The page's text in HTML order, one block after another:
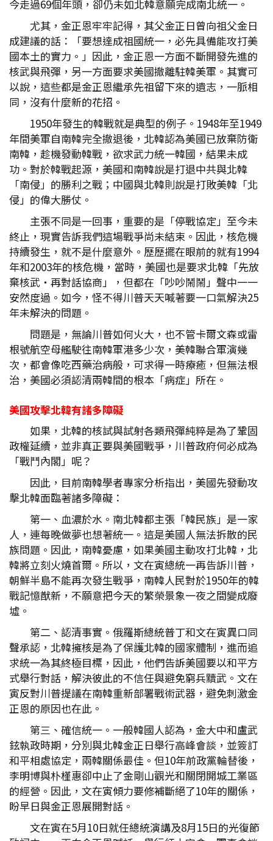
今走過69個年頭，卻仍未如北韓意願完成南北統一。
尤其，金正恩牢牢記得，其父金正日曾向祖父金日
成建議的話：「要想達成祖國統一，必先具備能攻打美
國本土的實力。」因此，金正恩一方面不斷開發先進的
核武與飛彈，另一方面要求美國撤離駐韓美軍。其實可
以說，這些都是金正恩繼承先祖留下來的遺志，一脈相
同，沒有什麼新的花招。
1950年發生的韓戰就是典型的例子。1948年至1949
年間美軍自南韓完全撤退後，北韓認為美國已放棄防衛
南韓，趁機發動韓戰，欲求武力統一韓國，結果未成
功。對於韓戰起源，美國和南韓說是打退中共與北韓
「南侵」的勝利之戰；中國與北韓則說是打敗美韓「北
侵」的偉大勝仗。
主張不同是一回事，重要的是「停戰協定」至今未
終止，現實告訴我們這場戰爭尚未結束。因此，核危機
持續發生，就不是什麼意外。歷歷擺在眼前的就有1994
年和2003年的核危機，當時，美國也是要求北韓「先放
棄核武・再對話協商」，但都在「吵吵鬧鬧」聲中一一
安然度過。如今，怪不得川普天天喊著要一口氣解決25
年未解決的問題。
問題是，無論川普如何火大，也不管卡爾文森或雷
根號航空母艦駛往南韓軍港多少次，美韓聯合軍演幾
次，都會像吃西藥治病般，可求得一時療癒，但無法根
治，美國必須認清兩韓間的根本「病症」所在。
美國攻擊北韓有諸多障礙
如果，北韓的核試與試射各類飛彈純粹是為了鞏固
政權延續，並非真正要與美國戰爭，川普政府何必成為
「戰鬥內閣」呢？
因此，目前南韓學者專家分析指出，美國先發動攻
擊北韓面臨著諸多障礙：
第一、血濃於水。南北韓都主張「韓民族」是一家
人，連每晚做夢也想著統一。這是美國人無法拆散的民
族問題。因此，南韓憂慮，如果美國主動攻打北韓，北
韓將立刻火燒首爾。所以，文在寅總統一再告訴川普，
朝鮮半島不能再次發生戰爭，南韓人民對於1950年的韓
戰記憶猷新，不願意把今天的繁榮景象一夜之間變成廢
墟。
第二、認清事實。俄羅斯總統普丁和文在寅異口同
聲承認，北韓擁核是為了保護北韓的國家體制，進而追
求統一為其終極目標，因此，他們告訴美國要以和平方
式舉行對話，解決彼此的不信任與避免窮兵黷武。文在
寅反對川普提議在南韓重新部署戰術武器，避免刺激金
正恩的原因也在此。
第三、確信統一。一般韓國人認為，金大中和盧武
鉉執政時期，分別與北韓金正日舉行高峰會談，並簽訂
和平相處協定，兩韓關係最佳。但10年前政黨輪替後，
李明博與朴槿惠卻中止了金剛山觀光和關閉開城工業區
的經營。因此，文在寅傾力要修補斷絕了10年的關係，
盼早日與金正恩展開對話。
文在寅在5月10日就任總統演講及8月15日的光復節